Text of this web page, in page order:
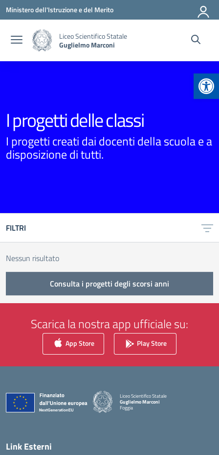
Vai ai contenuti
Vai al menu di navigazione
Vai al footer
Ministero dell'Istruzione e del Merito
Liceo Scientifico Statale
Guglielmo Marconi
I progetti delle classi
I progetti creati dai docenti della scuola e a
disposizione di tutti.
FILTRI
Nessun risultato
Consulta i progetti degli scorsi anni
Scarica la nostra app ufficiale su:
App Store Play Store
Liceo Scientifico Statale
Guglielmo Marconi
Foggia
— Visita la pagina iniziale della scuola
Link Esterni